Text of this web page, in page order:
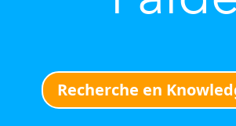
Recherche en